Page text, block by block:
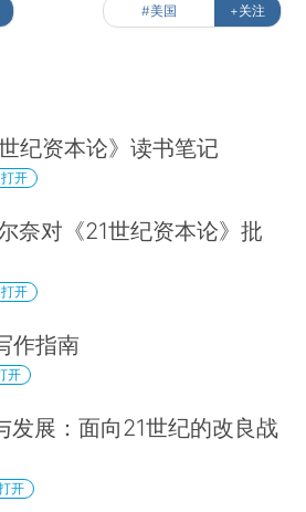
国家的基本原则
福利国家的原则和理念，我
与“新自由主义”国家或者市场
（*正如任何学说一样，这些市
也存在巨大观点分歧。我在此
为“新自由主义”。）
核心理念是，市场机制总是
也承认在某些情况下需要政府
观经济稳定或防止污染。）此
者认为，只要采取适当的（一
问题的进一步阐述，参见
#美国 +关注
纪资本论》读书笔记
开
奈对《21世纪资本论》批
开
作指南
开
发展：面向21世纪的改良战
开